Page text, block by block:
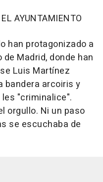
AYUNTAMIENTO
han protagonizado a
Madrid, donde han
Luis Martínez
bandera arcoiris y
"criminalice".
orgullo. Ni un paso
se escuchaba de